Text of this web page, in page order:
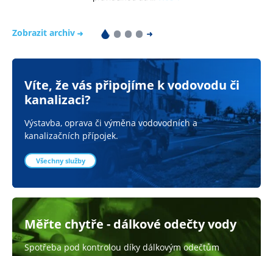
Zobrazit archiv
Víte, že vás připojíme k vodovodu či
kanalizaci?
Výstavba, oprava či výměna vodovodních a
kanalizačních přípojek.
Všechny služby
Měřte chytře - dálkové odečty vody
Spotřeba pod kontrolou díky dálkovým odečtům